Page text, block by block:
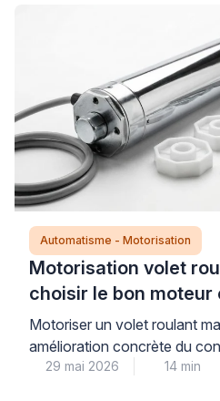
Automatisme - Motorisation
Motorisation volet
choisir le bon moteur
l’installation
Motoriser un volet roulant
amélioration concrète du
condition de sélectionner un
29 mai 2026 14 min